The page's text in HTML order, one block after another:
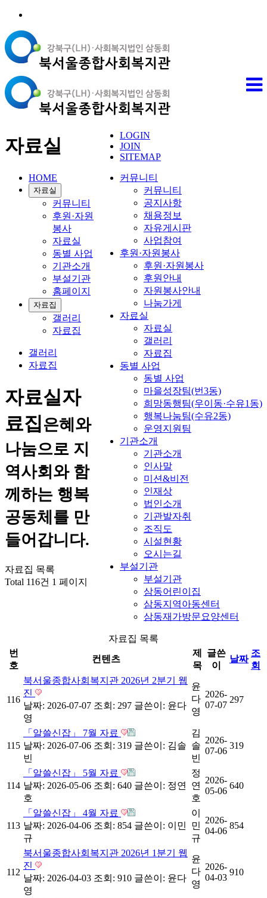
LOGIN
JOIN
SITEMAP
커뮤니티
커뮤니티
공지사항
채용정보
자유게시판
사업참여
후원·자원봉사
후원·자원봉사
후원안내
자원봉사안내
나눔가게
자료실
자료실
갤러리
자료집
동별 사업
동별 사업
마을성장팀(번3동)
희망동행팀(우이동·수유1동)
행복나눔팀(수유2동)
운영지원팀
기관소개
기관소개
인사말
미션&비전
인재상
법인소개
기관발자취
조직도
시설현황
오시는길
부설기관
부설기관
삼동어린이집
삼동지역아동센터
삼동재가방문요양센터
자료실
HOME
자료실
커뮤니티
후원·자원
봉사
자료실
동별 사업
기관소개
부설기관
홈페이지
자료집
갤러리
자료집
갤러리
자료집
자료실자
료집은혜와
나눔으로 지
역사회와 함
께하는 행복
공동체를 만
들어갑니다.
자료집 목록
Total 116건 1 페이지
자료집 목록
번
호
컨텐츠
제
목
글쓴
이
날짜
조
회
116
북서울종합사회복지관 2026년 2분기 웹
진
날짜: 2026-07-07 조회: 297 글쓴이: 윤다
영
윤
다
영
2026-
07-07
297
115
「알쓸신잡」 7월 자료
날짜: 2026-07-06 조회: 319 글쓴이: 김솔
빈
김
솔
빈
2026-
07-06
319
114
「알쓸신잡」 5월 자료
날짜: 2026-05-06 조회: 640 글쓴이: 정연
호
정
연
호
2026-
05-06
640
113
「알쓸신잡」 4월 자료
날짜: 2026-04-06 조회: 854 글쓴이: 이민
규
이
민
규
2026-
04-06
854
112
북서울종합사회복지관 2026년 1분기 웹
진
날짜: 2026-04-03 조회: 910 글쓴이: 윤다
영
윤
다
영
2026-
04-03
910